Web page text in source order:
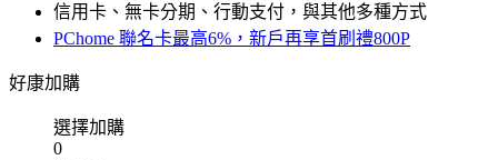
信用卡、無卡分期、行動支付，與其他多種方式
PChome 聯名卡最高6%，新戶再享首刷禮800P
好康加購
選擇加購
0